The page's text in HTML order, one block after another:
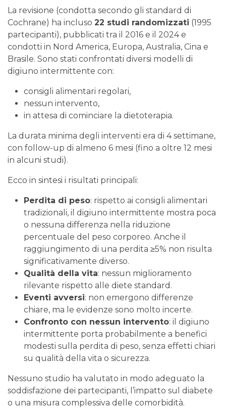
La revisione (condotta secondo gli standard di
Cochrane) ha incluso 22 studi randomizzati (1995
partecipanti), pubblicati tra il 2016 e il 2024 e
condotti in Nord America, Europa, Australia, Cina e
Brasile. Sono stati confrontati diversi modelli di
digiuno intermittente con:
consigli alimentari regolari,
nessun intervento,
in attesa di cominciare la dietoterapia.
La durata minima degli interventi era di 4 settimane,
con follow-up di almeno 6 mesi (fino a oltre 12 mesi
in alcuni studi).
Ecco in sintesi i risultati principali:
Perdita di peso: rispetto ai consigli alimentari
tradizionali, il digiuno intermittente mostra poca
o nessuna differenza nella riduzione
percentuale del peso corporeo. Anche il
raggiungimento di una perdita ≥5% non risulta
significativamente diverso.
Qualità della vita: nessun miglioramento
rilevante rispetto alle diete standard.
Eventi avversi: non emergono differenze
chiare, ma le evidenze sono molto incerte.
Confronto con nessun intervento: il digiuno
intermittente porta probabilmente a benefici
modesti sulla perdita di peso, senza effetti chiari
su qualità della vita o sicurezza.
Nessuno studio ha valutato in modo adeguato la
soddisfazione dei partecipanti, l’impatto sul diabete
o una misura complessiva delle comorbidità.